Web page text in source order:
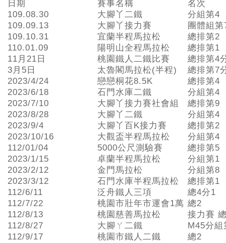
日期
賽事名稱
名次
109.08.30
大腳丫二鐵
分組第4
109.09.13
大腳丫接力賽
團體組第
109.10.31
宜蘭半程馬拉松
總排第2
110.01.09
陽明山全程馬拉松
總排第1
11月21日
桃園鐵人二鐵比賽
總排第4
3月5日
太魯閣馬拉松(半程)
總排第7
2023/4/24
戀戀桐花8.5K
總排第4
2023/6/18
石門水庫二鐵
分組第4
2023/7/10
大腳丫接力賽社會組
總排第9
2023/8/28
大腳丫二鐵
分組第4
2023/9/4
大腳丫百K接力賽
總排第2
2023/10/16
大觀盃半程馬拉松
分組第4
112/01/04
5000公尺測驗賽
總排第5
2023/1/15
卓蘭半程馬拉松
分組第1
2023/2/12
金門馬拉松
分組第8
2023/3/12
石門水庫半程馬拉松
總排第1
112/6/11
泛舟鐵人三項
總4分1
112/7/22
桃園市壯年市運會1萬 總2
112/8/13
桃園慈善馬拉松
接力賽
112/8/27
大腳ㄚ二鐵
M45分組
112/9/17
桃園市鐵人二鐵
總2